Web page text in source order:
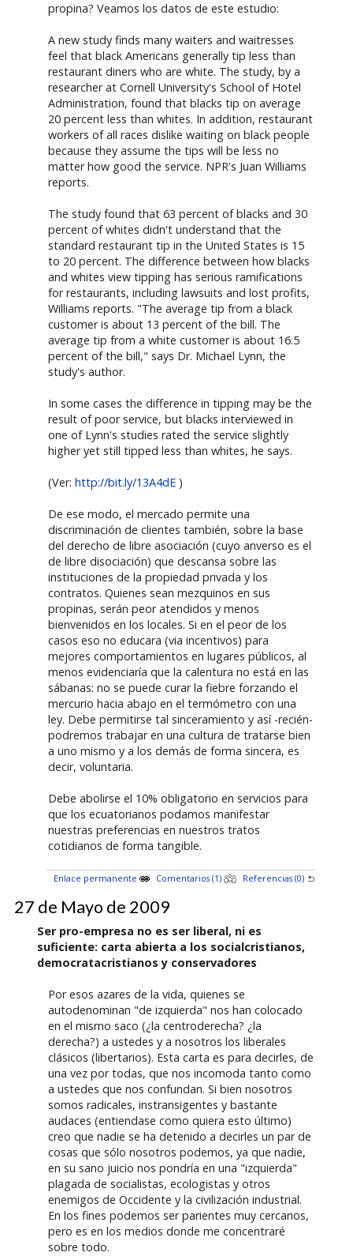
propina? Veamos los datos de este estudio:
A new study finds many waiters and waitresses
feel that black Americans generally tip less than
restaurant diners who are white. The study, by a
researcher at Cornell University's School of Hotel
Administration, found that blacks tip on average
20 percent less than whites. In addition, restaurant
workers of all races dislike waiting on black people
because they assume the tips will be less no
matter how good the service. NPR's Juan Williams
reports.
The study found that 63 percent of blacks and 30
percent of whites didn't understand that the
standard restaurant tip in the United States is 15
to 20 percent. The difference between how blacks
and whites view tipping has serious ramifications
for restaurants, including lawsuits and lost profits,
Williams reports. "The average tip from a black
customer is about 13 percent of the bill. The
average tip from a white customer is about 16.5
percent of the bill," says Dr. Michael Lynn, the
study's author.
In some cases the difference in tipping may be the
result of poor service, but blacks interviewed in
one of Lynn's studies rated the service slightly
higher yet still tipped less than whites, he says.
(Ver:http://bit.ly/13A4dE )
De ese modo, el mercado permite una
discriminación de clientes también, sobre la base
del derecho de libre asociación (cuyo anverso es el
de libre disociación) que descansa sobre las
instituciones de la propiedad privada y los
contratos. Quienes sean mezquinos en sus
propinas, serán peor atendidos y menos
bienvenidos en los locales. Si en el peor de los
casos eso no educara (via incentivos) para
mejores comportamientos en lugares públicos, al
menos evidenciaría que la calentura no está en las
sábanas: no se puede curar la fiebre forzando el
mercurio hacia abajo en el termómetro con una
ley. Debe permitirse tal sinceramiento y así -recién-
podremos trabajar en una cultura de tratarse bien
a uno mismo y a los demás de forma sincera, es
decir, voluntaria.
Debe abolirse el 10% obligatorio en servicios para
que los ecuatorianos podamos manifestar
nuestras preferencias en nuestros tratos
cotidianos de forma tangible.
Enlace permanente Comentarios (1) Referencias (0)
27 de Mayo de 2009
Ser pro-empresa no es ser liberal, ni es
suficiente: carta abierta a los socialcristianos,
democratacristianos y conservadores
Por esos azares de la vida, quienes se
autodenominan "de izquierda" nos han colocado
en el mismo saco (¿la centroderecha? ¿la
derecha?) a ustedes y a nosotros los liberales
clásicos (libertarios). Esta carta es para decirles, de
una vez por todas, que nos incomoda tanto como
a ustedes que nos confundan. Si bien nosotros
somos radicales, instransigentes y bastante
audaces (entiendase como quiera esto último)
creo que nadie se ha detenido a decirles un par de
cosas que sólo nosotros podemos, ya que nadie,
en su sano juicio nos pondría en una "izquierda"
plagada de socialistas, ecologistas y otros
enemigos de Occidente y la civilización industrial.
En los fines podemos ser parientes muy cercanos,
pero es en los medios donde me concentraré
sobre todo.